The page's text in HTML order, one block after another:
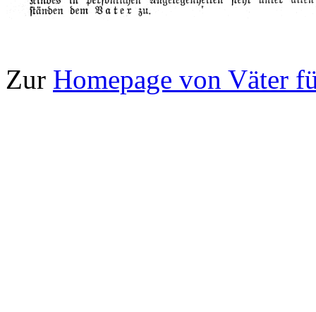
Zur Homepage von Väter